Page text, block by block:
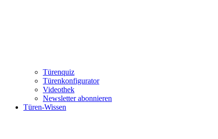
Türenquiz
Türenkonfigurator
Videothek
Newsletter abonnieren
Türen-Wissen